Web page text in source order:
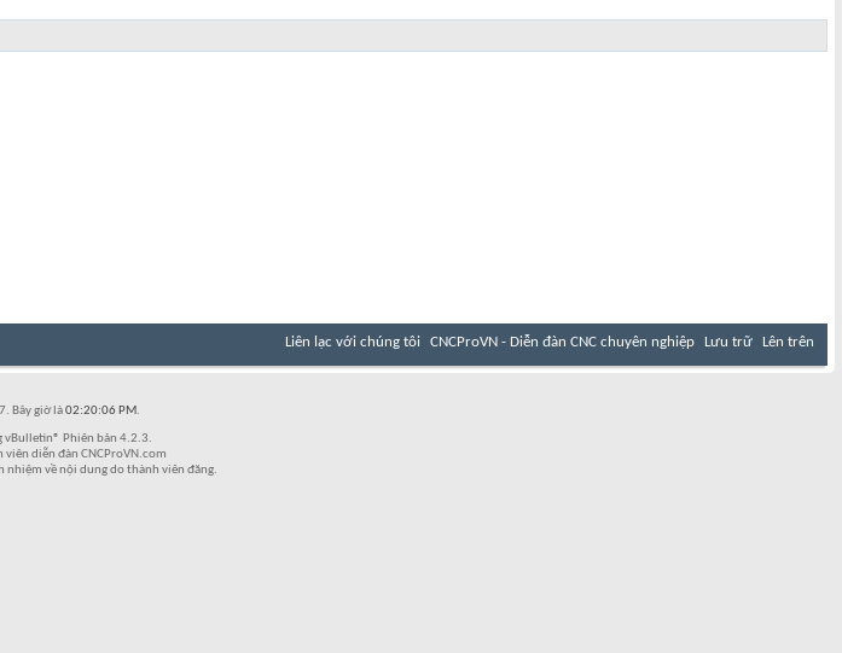
Liên lạc với chúng tôi CNCProVN - Diễn đàn CNC chuyên nghiệp Lưu trữ Lên trên
Bây giờ là02:20:06 PM.
vBulletin® Phiên bản 4.2.3.
diễn đàn CNCProVN.com
nhiệm về nội dung do thành viên đăng.